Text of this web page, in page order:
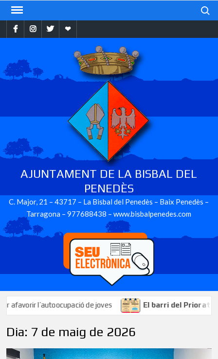
Skip
contentFacebookInstragram
TwitterEbando
AJUNTAMENT DE LA BISBAL DEL
PENEDÈS
C. Major, 21 – 43717 – La Bisbal del Penedès – Baix Penedès –
Tarragona – 977688438 – www.bisbalpenedes.com
l’autoocupació de joves El barri del Priorat
Dia: 7 de maig de 2026